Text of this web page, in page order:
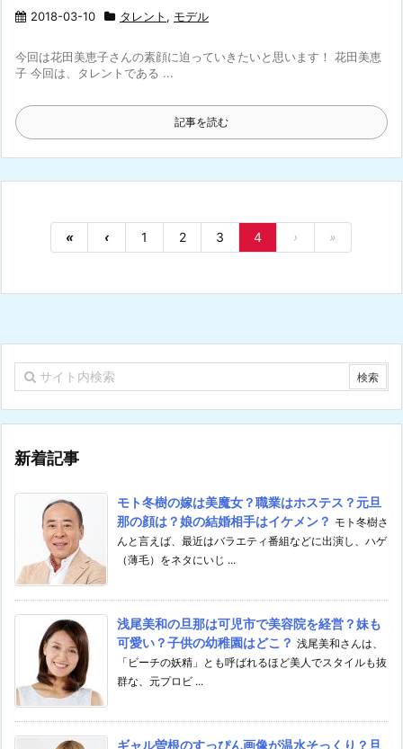
2018-03-10 タレント , モデル
今回は花田美恵子さんの素顔に迫っていきたいと思います！ 花田美恵
子 今回は、タレントである ...
記事を読む
« ‹ 1 2 3 4 › »
新着記事
モト冬樹の嫁は美魔女？職業はホステス？元旦
那の顔は？娘の結婚相手はイケメン？ モト冬樹さ
んと言えば、最近はバラエティ番組などに出演し、ハゲ
（薄毛）をネタにいじ ...
浅尾美和の旦那は可児市で美容院を経営？妹も
可愛い？子供の幼稚園はどこ？ 浅尾美和さんは、
「ビーチの妖精」とも呼ばれるほど美人でスタイルも抜
群な、元プロビ ...
ギャル曽根のすっぴん画像が温水そっくり？旦